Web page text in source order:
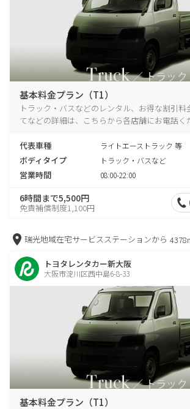
基本料金プラン（T1）
トラック・バスなどのレンタル、お得な割引
てなどの詳細は、こちらから各店舗にお電話く
代表車種 ライトエーストラック 等
ボディタイプ トラック・バスなど
営業時間 08:00-22:00
6時間まで5,500円
免責補償制度1,100円
瑞光地域在宅サービスステーションから
トヨタレンタカー新大阪
大阪市淀川区西中島6-8-33
基本料金プラン（T1）